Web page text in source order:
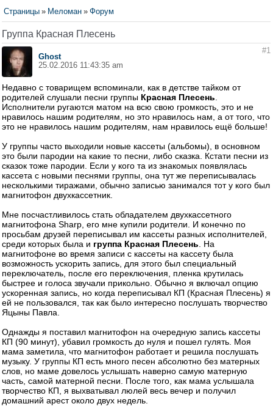
Страницы » Меломан » Форум
Группа Красная Плесень
Ghost
25.02.2016 11:43:35 am
#1
Недавно с товарищем вспоминали, как в детстве тайком от
родителей слушали песни группы Красная Плесень
Исполнители ругаются матом на всю свою громкость, это и не
нравилось нашим родителям, но это нравилось нам, а от того, что
это не нравилось нашим родителям, нам нравилось ещё больше!
У группы часто выходили новые кассеты (альбомы), в основном
это были пародии на какие то песни, либо сказка. Кстати песни из
сказок тоже пародии. Если у кого та из знакомых появлялась
кассета с новыми песнями группы, она тут же переписывалась
несколькими тиражами, обычно записью занимался тот у кого был
магнитофон двухкассетник.
Мне посчастливилось стать обладателем двухкассетного
магнитофона Sharp, его мне купили родители. И конечно по
просьбам друзей переписывал им кассеты разных исполнителей,
среди которых была и группа Красная Плесень . На
магнитофоне во время записи с кассеты на кассету была
возможность ускорить запись, для этого был специальный
переключатель, после его переключения, пленка крутилась
быстрее и голоса звучали прикольно. Обычно я включал опцию
ускоренная запись, но когда переписывал КП (Красная Плесень) я
ей не пользовался, так как было интересно послушать творчество
Яцыны Павла.
Однажды я поставил магнитофон на очередную запись кассеты
КП (90 минут), убавил громкость до нуля и пошел гулять. Моя
мама заметила, что магнитофон работает и решила послушать
музыку. У группы КП есть много песен абсолютно без матерных
слов, но маме довелось услышать наверно самую матерную
часть, самой матерной песни. После того, как мама услышала
творчество КП, я выхватывал люлей весь вечер и получил
домашний арест около двух недель.